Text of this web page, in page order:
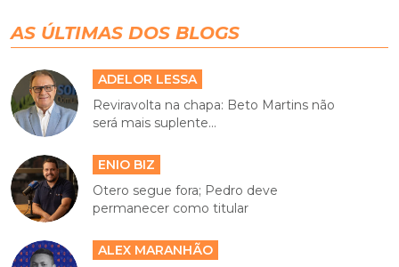
AS ÚLTIMAS DOS BLOGS
ADELOR LESSA
Reviravolta na chapa: Beto Martins não
será mais suplente...
ENIO BIZ
Otero segue fora; Pedro deve
permanecer como titular
ALEX MARANHÃO